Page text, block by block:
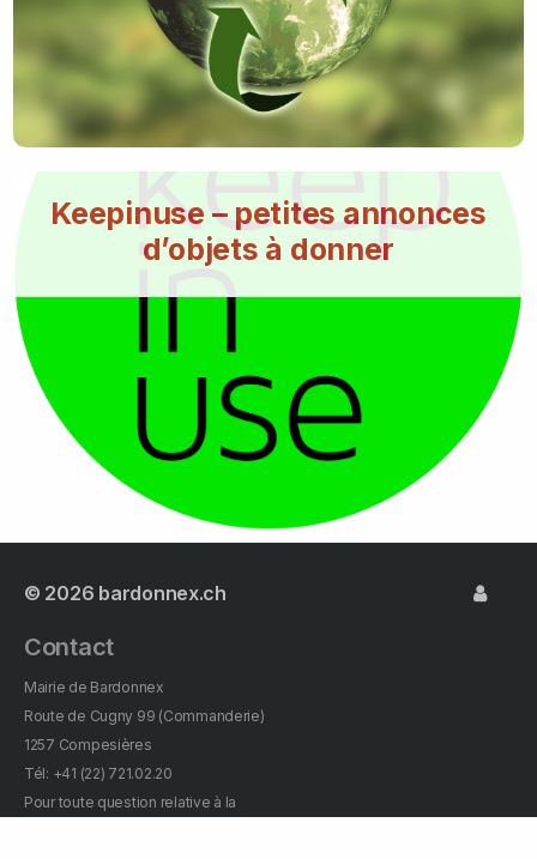
Keepinuse – petites annonces
d’objets à donner
© 2026 bardonnex.ch
Contact
Mairie de Bardonnex
Route de Cugny 99 (Commanderie)
1257 Compesières
Tél: +41 (22) 721.02.20
Pour toute question relative à la